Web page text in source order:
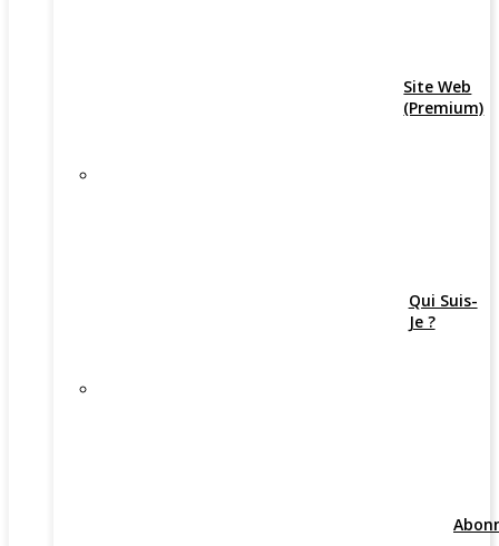
Site Web
(Premium)
Qui Suis-
Je ?